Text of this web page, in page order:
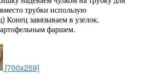
трубки использую
Конец завязываем в узелок.
фаршем.
[700x259]